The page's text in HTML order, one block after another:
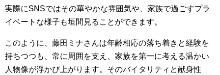
実際にSNSではその華やかな雰囲気や、家族で過ごすプラ
イベートな様子も垣間見ることができます。
このように、藤田ミナさんは年齢相応の落ち着きと経験を
持ちつつも、常に周囲を支え、家族を第一に考える温かい
人物像が浮かび上がります。そのバイタリティと献身性